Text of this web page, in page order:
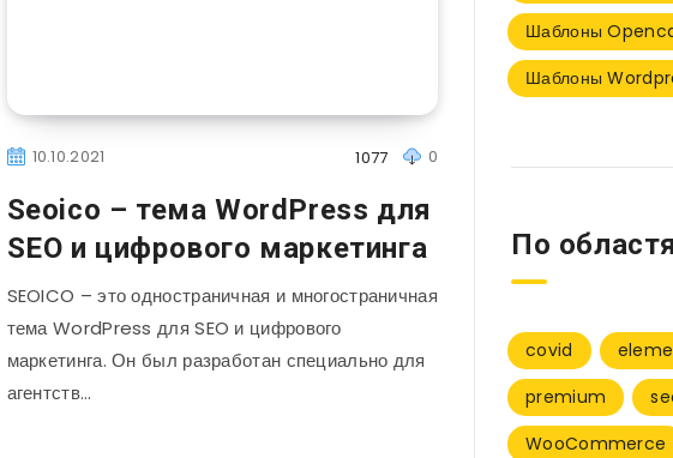
10.10.2021 0
1077
Seoico – тема WordPress для
SEO и цифрового маркетинга
SEOICO – это одностраничная и многостраничная
тема WordPress для SEO и цифрового
маркетинга. Он был разработан специально для
агентств…
Шаблоны
Шаблоны
По
covid
premium
WooCommerce